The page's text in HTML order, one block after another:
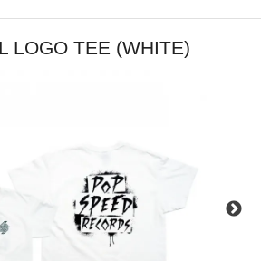
LOGO TEE (WHITE)